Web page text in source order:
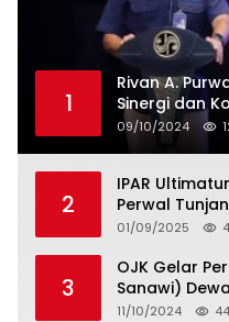
1
Rivan A.
Sinergi dan
Serikat
09/10/2024
2
IPAR
Perwal
5 Hari atau
01/09/2025
3
OJK Gelar
Sanawi)
11/10/2024